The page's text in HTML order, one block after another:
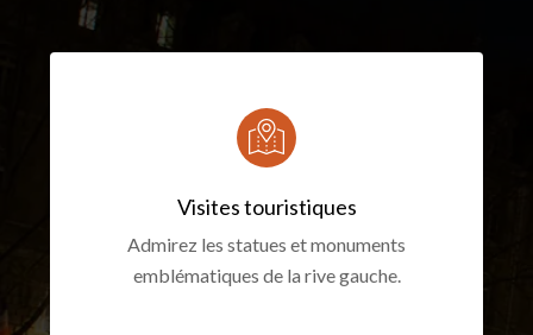
Admirez les statues et monuments
emblématiques de la rive gauche.